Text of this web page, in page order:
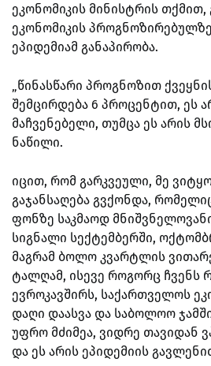
ეკონომიკის მინისტრის
ეკონომიკის
ეპიდემიამ განაპირობა.
„წინასწარი პროგნოზით
შემცირდება 6 პროცენტით, ეს
მაჩვენებელი, თუმცა ეს არის
ნაწილი.
იცით, რომ გარკვეული, მე
გაჯანსაღება გვქონდა,
ფონზე საკმაოდ
სიგნალი სექტემბერში,
მაგრამ ბოლო კვარტლის
ტალღამ, ისევე როგორც ჩვენს
ევროკავშირს, საქართველოს
დაღი დაასვა და საბოლოო
უფრო მძიმეა, ვიდრე თავიდან
და ეს არის ეპიდემიის